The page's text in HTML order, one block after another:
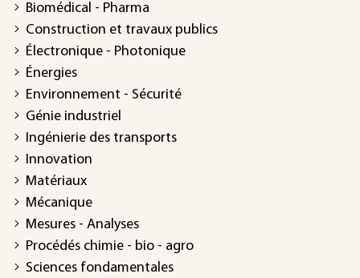
Biomédical - Pharma
Construction et travaux publics
Électronique - Photonique
Énergies
Environnement - Sécurité
Génie industriel
Ingénierie des transports
Innovation
Matériaux
Mécanique
Mesures - Analyses
Procédés chimie - bio - agro
Sciences fondamentales